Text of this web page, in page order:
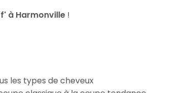
à Harmonville !
les types de cheveux